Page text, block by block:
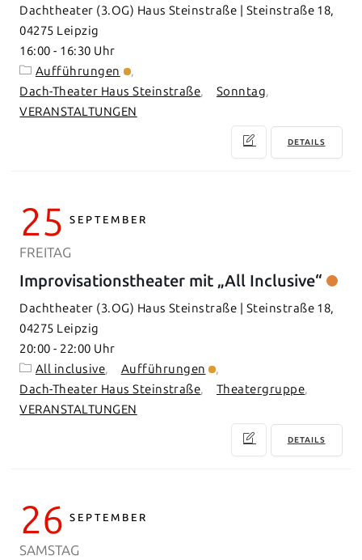
Dachtheater (3.OG) Haus Steinstraße | Steinstraße 18,
04275 Leipzig
16:00 - 16:30
Aufführungen
Dach-Theater Haus Steinstraße
Sonntag
VERANSTALTUNGEN
DETAILS
25 SEPTEMBER
FREITAG
Improvisationstheater mit „All Inclusive“
Dachtheater (3.OG) Haus Steinstraße | Steinstraße 18,
04275 Leipzig
20:00 - 22:00
All inclusive
Aufführungen
Dach-Theater Haus Steinstraße
Theatergruppe
VERANSTALTUNGEN
DETAILS
26 SEPTEMBER
SAMSTAG